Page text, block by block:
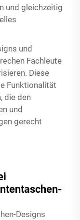
und gleichzeitig
und
Fachleute
Diese
Funktionalität
die den
und
gerecht
Designs